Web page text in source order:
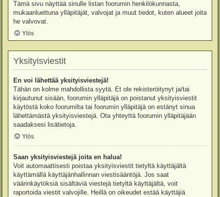
Tämä sivu näyttää sinulle listan foorumin henkilökunnasta,
mukaanluettuna ylläpitäjät, valvojat ja muut tiedot, kuten alueet joita
he valvovat.
Ylös
Yksityisviestit
En voi lähettää yksityisviestejä!
Tähän on kolme mahdollista syytä. Et ole rekisteröitynyt ja/tai
kirjautunut sisään, foorumin ylläpitäjä on poistanut yksityisviestit
käytöstä koko foorumilta tai foorumin ylläpitäjä on estänyt sinua
lähettämästä yksityisviestejä. Ota yhteyttä foorumin ylläpitäjään
saadaksesi lisätietoja.
Ylös
Saan yksityisviestejä joita en halua!
Voit automaattisesti poistaa yksityisviestit tietyltä käyttäjältä
käyttämällä käyttäjänhallinnan viestisääntöjä. Jos saat
väärinkäytöksiä sisältäviä viestejä tietyltä käyttäjältä, voit
raportoida viestit valvojille. Heillä on oikeudet estää käyttäjiä